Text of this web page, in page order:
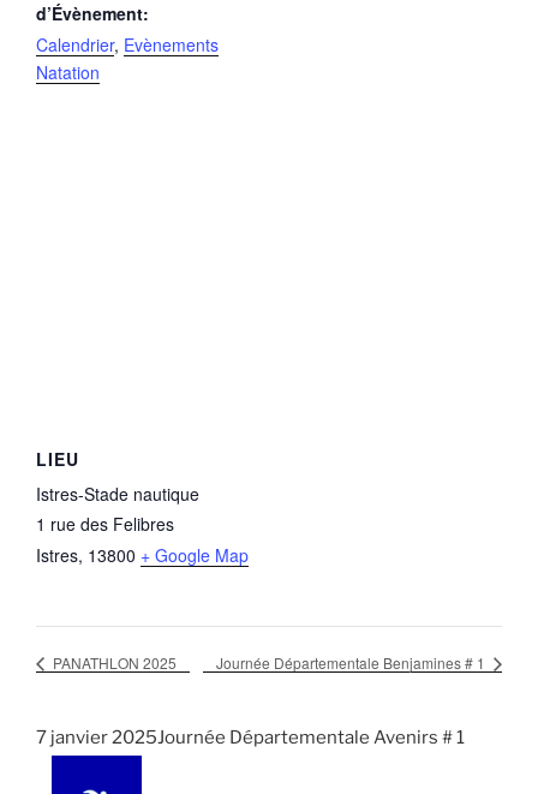
d’Évènement:
Calendrier, Evènements
Natation
LIEU
Istres-Stade nautique
1 rue des Felibres
Istres, 13800 + Google Map
PANATHLON 2025 Journée Départementale Benjamines # 1
7 janvier 2025Journée Départementale Avenirs # 1